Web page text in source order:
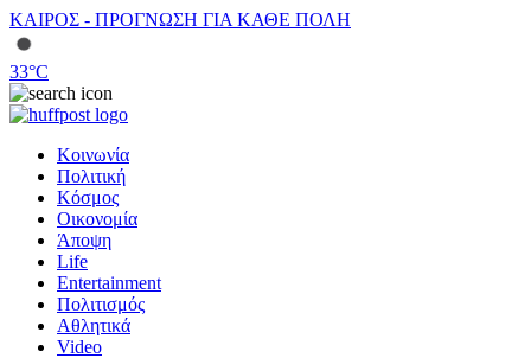
ΚΑΙΡΟΣ - ΠΡΟΓΝΩΣΗ ΓΙΑ ΚΑΘΕ ΠΟΛΗ
33°C
Κοινωνία
Πολιτική
Κόσμος
Οικονομία
Άποψη
Life
Entertainment
Πολιτισμός
Αθλητικά
Video